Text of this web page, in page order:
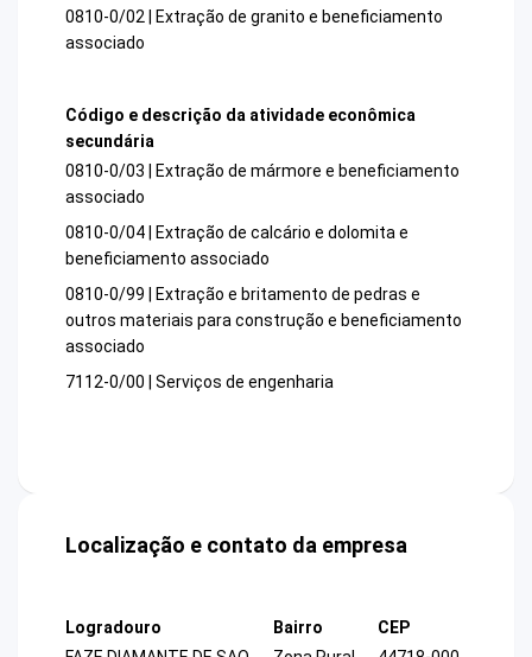
0810-0/02 | Extração de granito e beneficiamento
associado
Código e descrição da atividade econômica
secundária
0810-0/03 | Extração de mármore e beneficiamento
associado
0810-0/04 | Extração de calcário e dolomita e
beneficiamento associado
0810-0/99 | Extração e britamento de pedras e
outros materiais para construção e beneficiamento
associado
7112-0/00 | Serviços de engenharia
Localização e contato da empresa
Logradouro
Bairro
CEP